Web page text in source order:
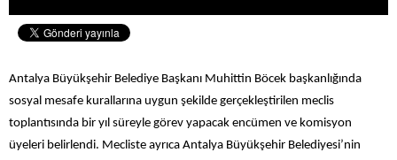
Antalya Büyükşehir Belediye Başkanı Muhittin Böcek başkanlığında
sosyal mesafe kurallarına uygun şekilde gerçekleştirilen meclis
toplantısında bir yıl süreyle görev yapacak encümen ve komisyon
üyeleri belirlendi. Mecliste ayrıca Antalya Büyükşehir Belediyesi’nin